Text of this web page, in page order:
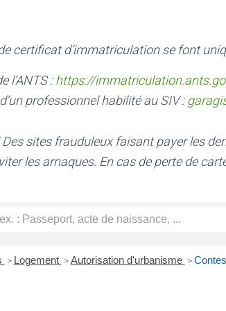
certificat d’immatriculation se font
l’ANTS :https://
professionnel habilité au SIV :
sites frauduleux faisant payer les
les arnaques. En cas de perte de
> Logement > Autorisation d'urbanisme >